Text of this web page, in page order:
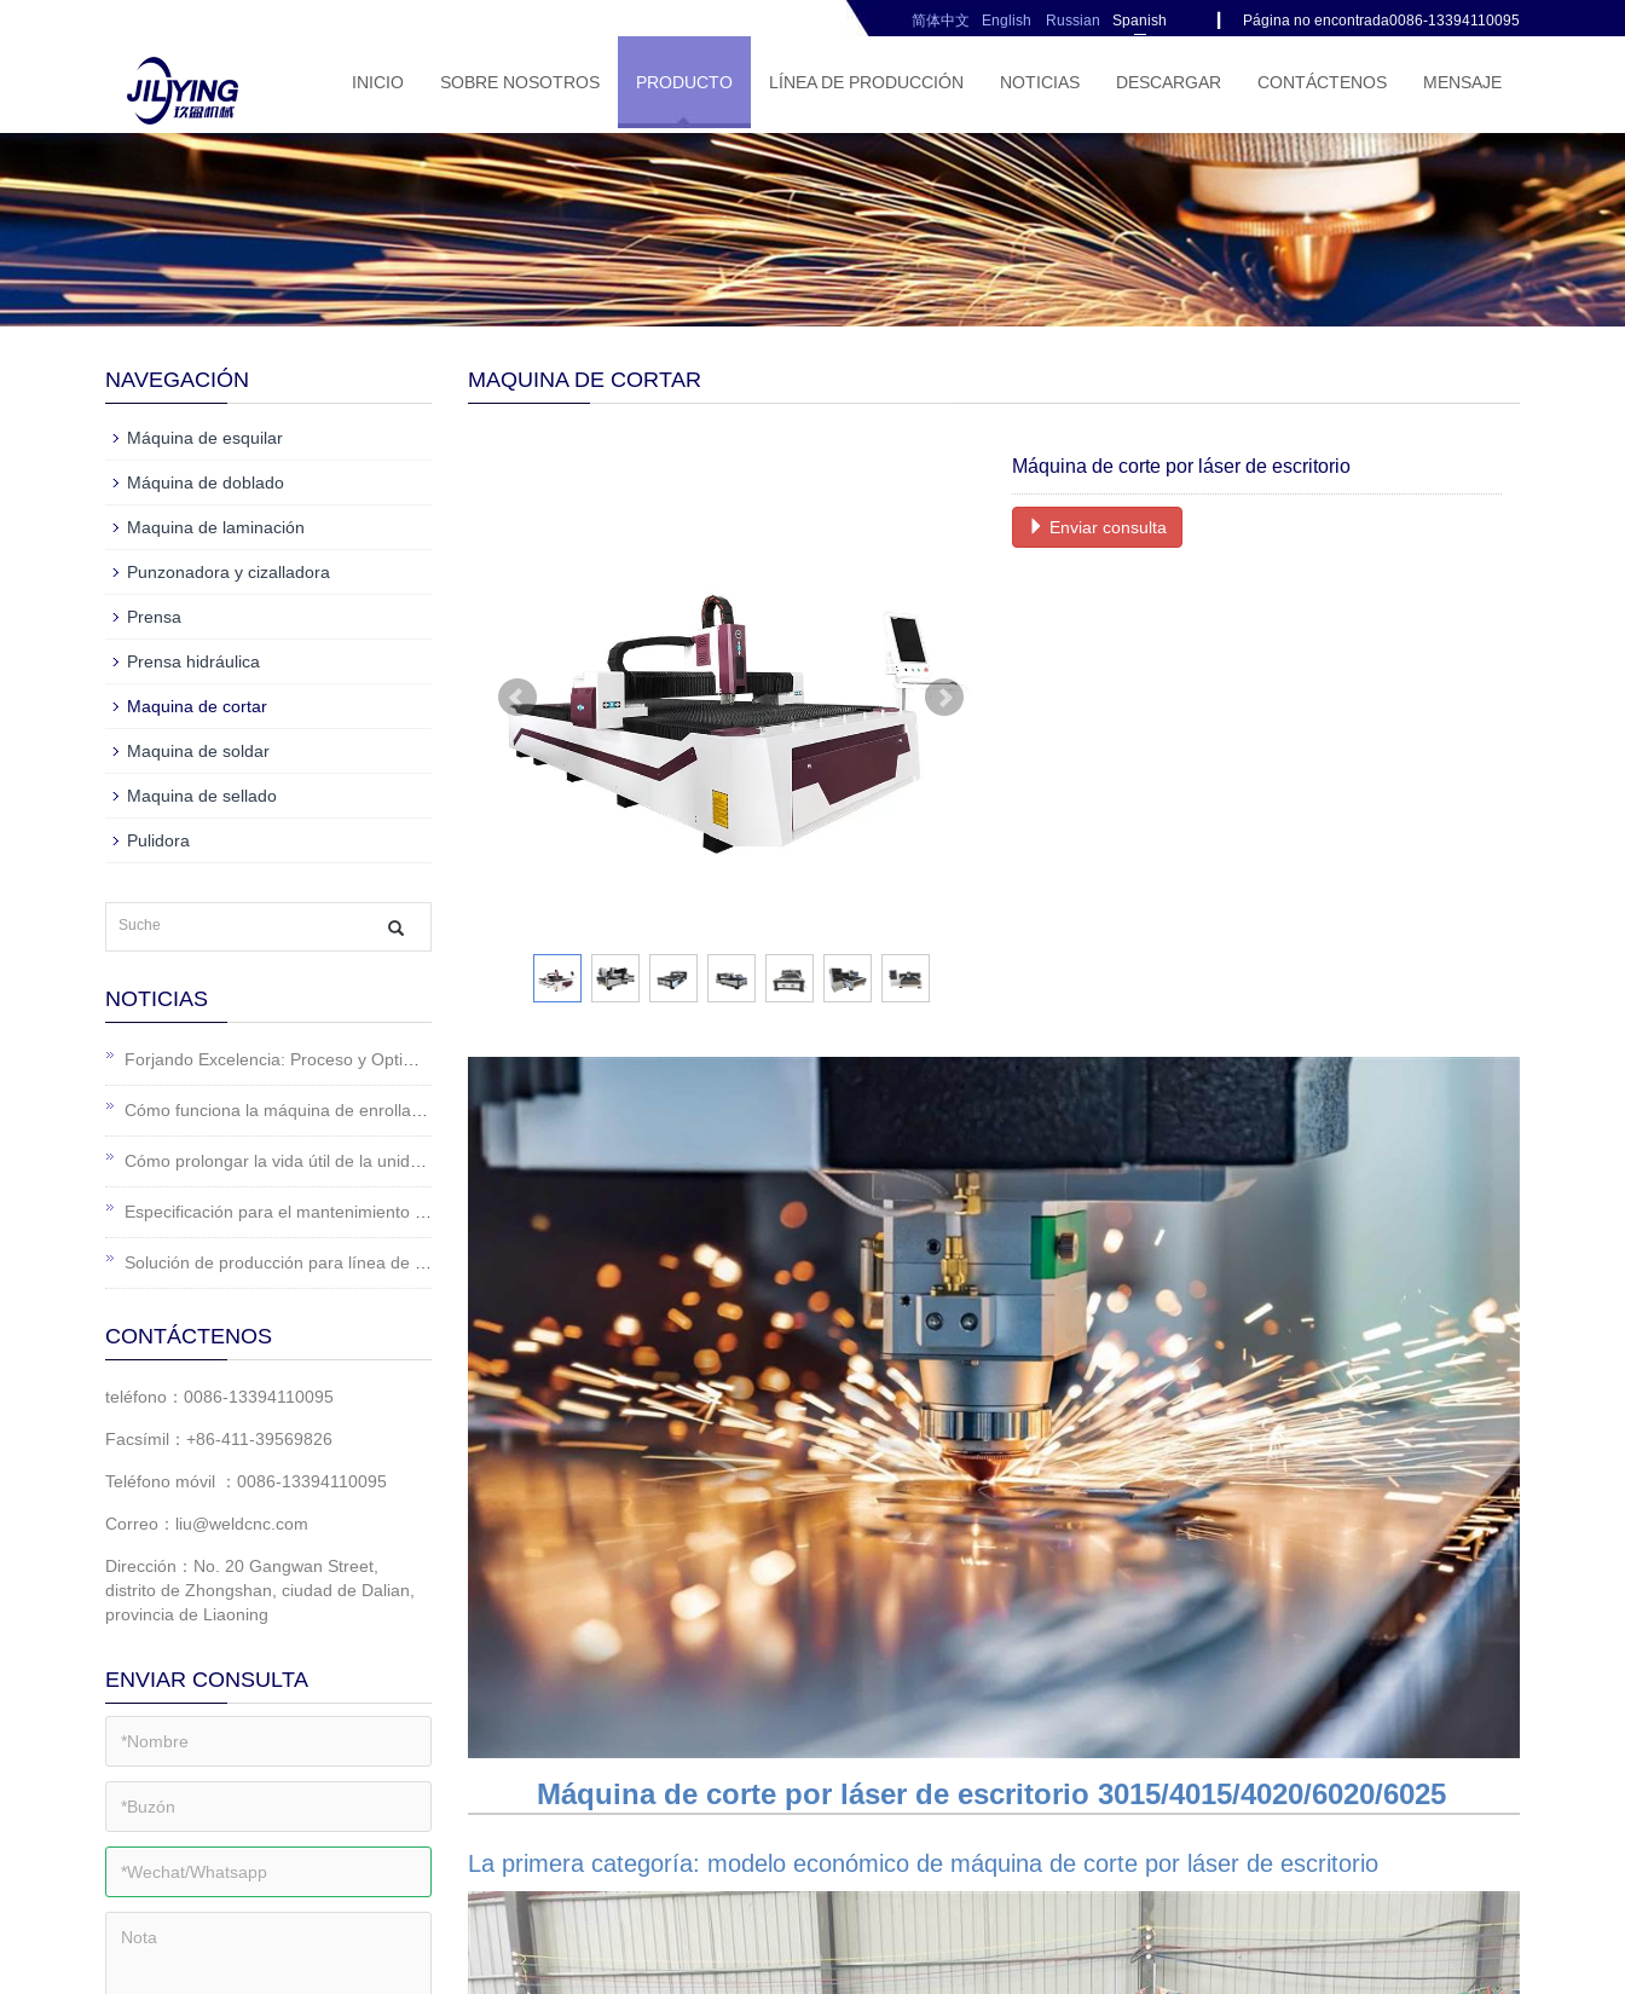
简体中文 English Russian Spanish ▎ Página no encontrada0086-13394110095
INICIO SOBRE NOSOTROS PRODUCTO LÍNEA DE PRODUCCIÓN NOTICIAS DESCARGAR CONTÁCTENOS MENSAJE
MAQUINA DE CORTAR
Máquina de corte por láser de escritorio
Enviar consulta
Máquina de corte por láser de escritorio 3015/4015/4020/6020/6025
La primera categoría: modelo económico de máquina de corte por láser de escritorio
NAVEGACIÓN
Máquina de esquilar
Máquina de doblado
Maquina de laminación
Punzonadora y cizalladora
Prensa
Prensa hidráulica
Maquina de cortar
Maquina de soldar
Maquina de sellado
Pulidora
NOTICIAS
CONTÁCTENOS
teléfono：0086-13394110095
Facsímil：+86-411-39569826
Teléfono móvil ：0086-13394110095
Correo：liu@weldcnc.com
Dirección：No. 20 Gangwan Street,
distrito de Zhongshan, ciudad de Dalian,
provincia de Liaoning
ENVIAR CONSULTA